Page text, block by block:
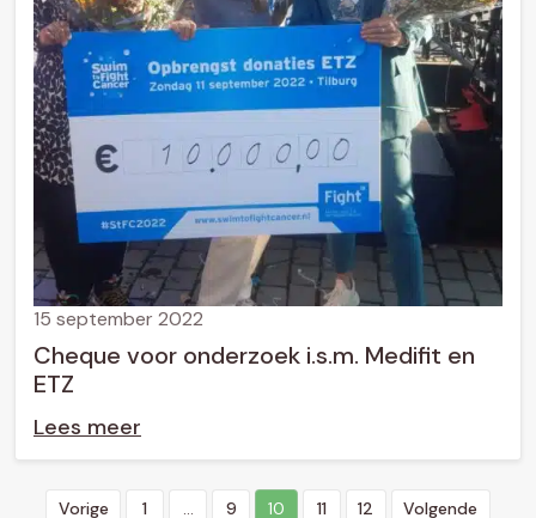
Cheque voor onderzoek i.s.m. Medifit en
ETZ
15 september 2022
Lees meer
Vorige 1 … 9 10 11 12 Volgende